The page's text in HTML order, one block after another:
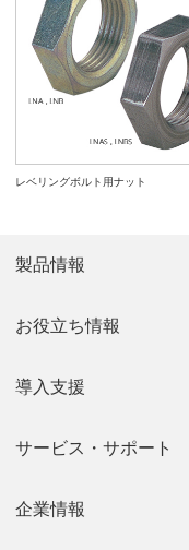
レベリングボルト用ナット
製品情報
お役立ち情報
導入支援
サービス・サポート
企業情報